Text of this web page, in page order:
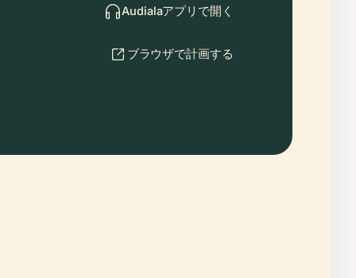
Audialaアプリで開く
ブラウザで計画する